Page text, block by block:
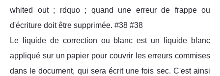
whited out ; rdquo ; quand une erreur de frappe ou
d'écriture doit être supprimée. #38 #38
Le liquide de correction ou blanc est un liquide blanc
appliqué sur un papier pour couvrir les erreurs commises
dans le document, qui sera écrit une fois sec. C'est ainsi